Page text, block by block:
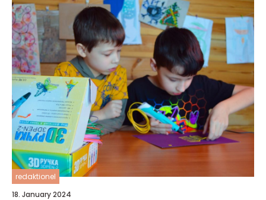
redaktionel
18. January 2024